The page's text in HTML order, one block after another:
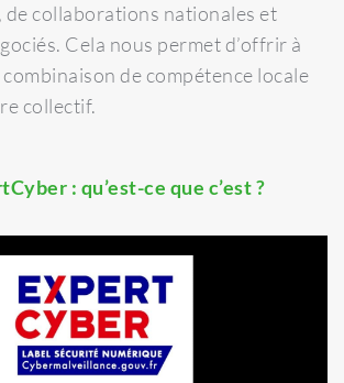
de collaborations nationales et
Cela nous permet d’offrir à
de compétence locale
collectif.
: qu’est-ce que c’est ?